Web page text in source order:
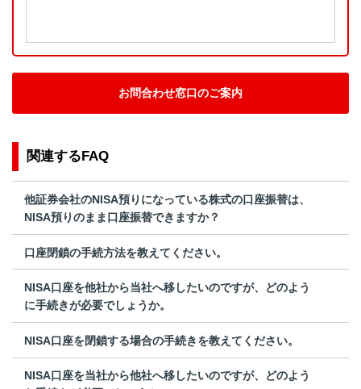
お問合わせ窓口のご案内
関連するFAQ
他証券会社のNISA預りになっている株式の口座振替は、
NISA預りのまま口座振替できますか？
口座閉鎖の手続方法を教えてください。
NISA口座を他社から当社へ移したいのですが、どのよう
に手続きが必要でしょうか。
NISA口座を閉鎖する場合の手続きを教えてください。
NISA口座を当社から他社へ移したいのですが、どのよう